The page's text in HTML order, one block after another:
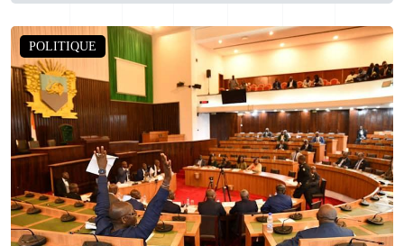
POLITIQUE